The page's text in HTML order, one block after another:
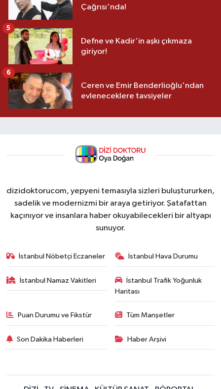
Çağrısı'nda!
Defne ve Kadir'in aşkı çıkmaza
giriyor!
5
Ceren ve Emir Benderlioğlu'ndan
evleneceklere tavsiyeler
6
dizidoktorucom, yepyeni temasıyla sizleri buluştururken,
sadelik ve modernizmi bir araya getiriyor. Şatafattan
kaçınıyor ve insanlara haber okuyabilecekleri bir altyapı
sunuyor.
İstanbul Nöbetçi Eczaneler İstanbul Hava Durumu
İstanbul Namaz Vakitleri
İstanbul Trafik Yoğunluk
Haritası
Puan Durumu ve Fikstür Tüm Manşetler
Son Dakika Haberleri Haber Arşivi